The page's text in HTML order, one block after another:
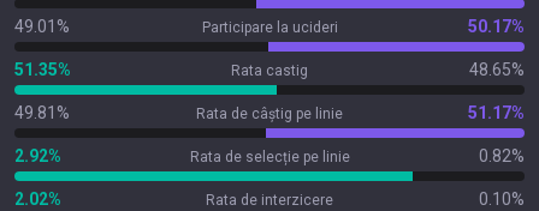
49.01% Participare la ucideri 50.17%
51.35% Rata castig 48.65%
49.81% Rata de câștig pe linie 51.17%
2.92% Rata de selecție pe linie 0.82%
2.02% Rata de interzicere 0.10%